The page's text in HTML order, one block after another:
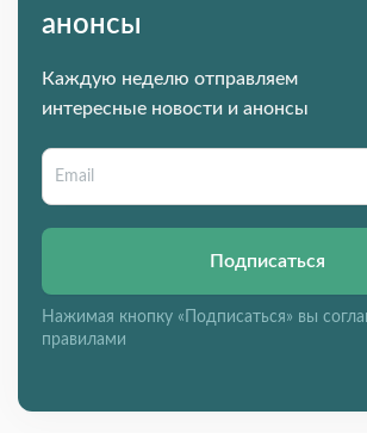
анонсы
Каждую неделю отправляем
интересные новости и анонсы
Подписаться
Нажимая кнопку «Подписаться» вы
правилами